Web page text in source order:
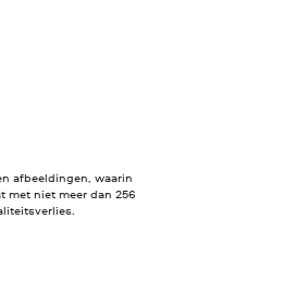
afbeeldingen, waarin
met niet meer dan 256